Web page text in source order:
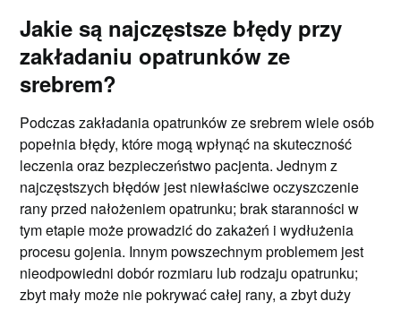
Jakie są najczęstsze błędy przy
zakładaniu opatrunków ze
srebrem?
Podczas zakładania opatrunków ze srebrem wiele osób
popełnia błędy, które mogą wpłynąć na skuteczność
leczenia oraz bezpieczeństwo pacjenta. Jednym z
najczęstszych błędów jest niewłaściwe oczyszczenie
rany przed nałożeniem opatrunku; brak staranności w
tym etapie może prowadzić do zakażeń i wydłużenia
procesu gojenia. Innym powszechnym problemem jest
nieodpowiedni dobór rozmiaru lub rodzaju opatrunku;
zbyt mały może nie pokrywać całej rany, a zbyt duży